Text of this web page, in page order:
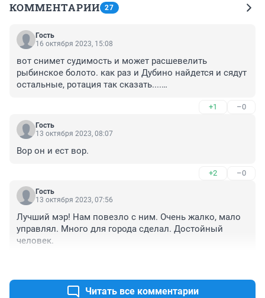
КОММЕНТАРИИ 27
Гость
16 октября 2023, 15:08
вот снимет судимость и может расшевелить
рыбинское болото. как раз и Дубино найдется и сядут
остальные, ротация так сказать....
8.5 лет был по сути лишен возможности проявлять
эти свои качества
+1 –0
Гость
13 октября 2023, 08:07
Вор он и ест вор.
+2 –0
Гость
13 октября 2023, 07:56
Лучший мэр! Нам повезло с ним. Очень жалко, мало
управлял. Много для города сделал. Достойный
человек.
Читать все комментарии